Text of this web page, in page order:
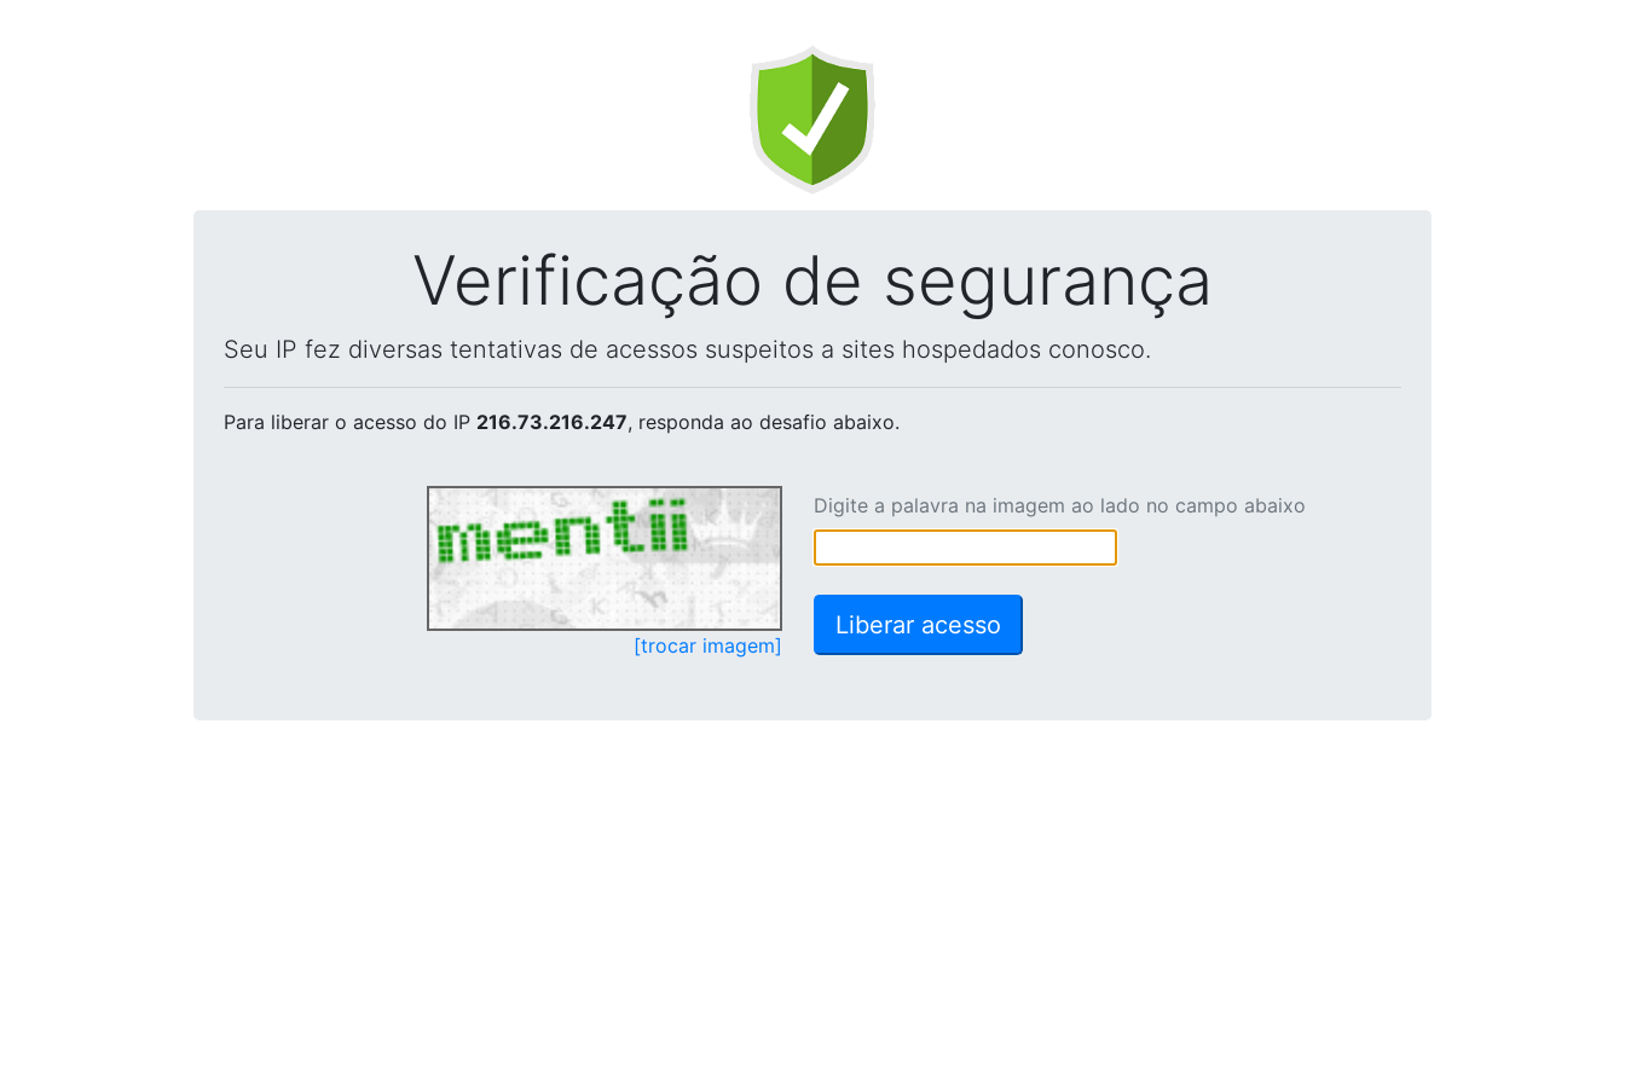
Verificação de segurança
Seu IP fez diversas tentativas de acessos suspeitos a sites hospedados conosco.
Para liberar o acesso do IP 216.73.216.247, responda ao desafio abaixo.
[trocar imagem]
Digite a palavra na imagem ao lado no campo abaixo